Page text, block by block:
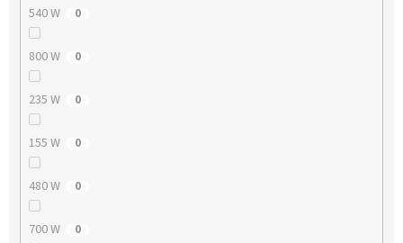
540 W 0
800 W 0
235 W 0
155 W 0
480 W 0
700 W 0